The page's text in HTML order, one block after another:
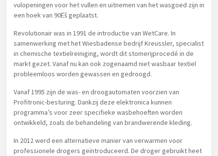
vulopeningen voor het vullen en uitnemen van het wasgoed zijn in
een hoek van 90Ëš geplaatst.
Revolutionair was in 1991 de introductie van WetCare. In
samenwerking met het Wiesbadense bedrijf Kreussler, specialist
in chemische textielreiniging, wordt dit stomerijprocedé in de
markt gezet. Vanaf nu kan ook zogenaamd niet wasbaar textiel
probleemloos worden gewassen en gedroogd.
Vanaf 1995 zijn de was- en droogautomaten voorzien van
Profitronic-besturing. Dankzij deze elektronica kunnen
programma’s voor zeer specifieke wasbehoeften worden
ontwikkeld, zoals de behandeling van brandwerende kleding.
In 2012 werd een alternatieve manier van verwarmen voor
professionele drogers geïntroduceerd. De droger gebruikt heet